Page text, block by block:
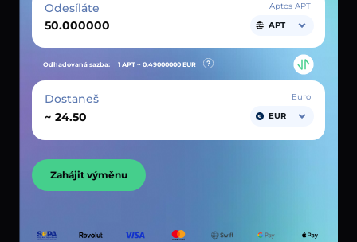
Odesíláte
Aptos APT
APT
Odhadovaná sazba: 1 APT ~ 0.49000000 EUR
Dostaneš
~
Euro
EUR
Zahájit výměnu